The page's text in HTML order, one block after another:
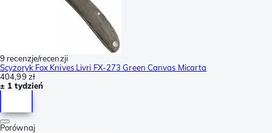
9 recenzje/recenzji
Scyzoryk Fox Knives Livri FX-273 Green Canvas Micarta
404,99 zł
± 1 tydzień
Porównaj